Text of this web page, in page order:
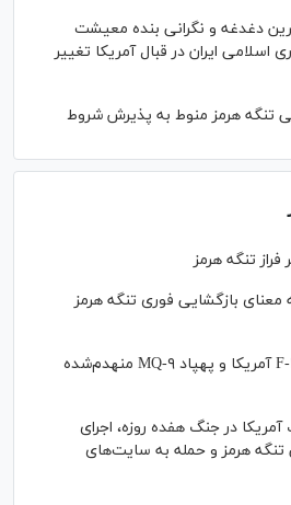
دغدغه و نگرانی بنده معیشت
ایران در قبال آمریکا تغییر
تنگه هرمز منوط به پذیرش شروط
معنای بازگشایی فوری تنگه هرمز
اولین تصاویر لاشه F-۱۵ آمریکا و پهپاد MQ-۹ منهدم‌شده
در جنگ هفده روزه، اجرای
تنگه هرمز و حمله به سایت‌های